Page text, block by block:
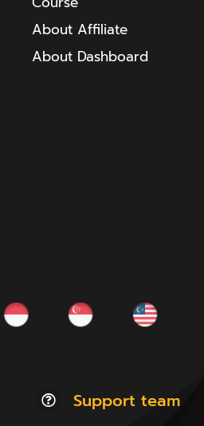
About Affiliate
About Dashboard
Support team